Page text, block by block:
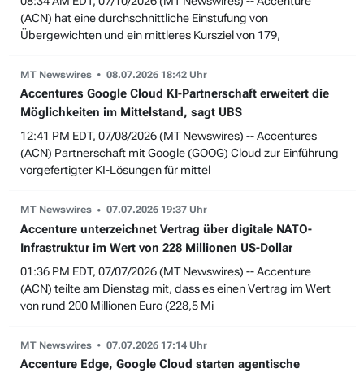
(ACN) hat eine durchschnittliche Einstufung von
Übergewichten und ein mittleres Kursziel von 179,
MT Newswires 08.07.2026 18:42 Uhr
Accentures Google Cloud KI-Partnerschaft erweitert die
Möglichkeiten im Mittelstand, sagt UBS
12:41 PM EDT, 07/08/2026 (MT Newswires) -- Accentures
(ACN) Partnerschaft mit Google (GOOG) Cloud zur Einführung
vorgefertigter KI-Lösungen für mittel
MT Newswires 07.07.2026 19:37 Uhr
Accenture unterzeichnet Vertrag über digitale NATO-
Infrastruktur im Wert von 228 Millionen US-Dollar
01:36 PM EDT, 07/07/2026 (MT Newswires) -- Accenture
(ACN) teilte am Dienstag mit, dass es einen Vertrag im Wert
von rund 200 Millionen Euro (228,5 Mi
MT Newswires 07.07.2026 17:14 Uhr
Accenture Edge, Google Cloud starten agentische